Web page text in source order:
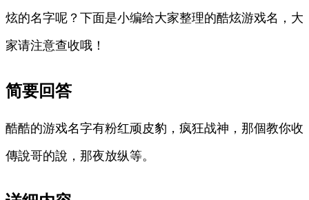
炫的名字呢？下面是小编给大家整理的酷炫游戏名，大
家请注意查收哦！
简要回答
酷酷的游戏名字有粉红顽皮豹，疯狂战神，那個教你收
傳說哥的說，那夜放纵等。